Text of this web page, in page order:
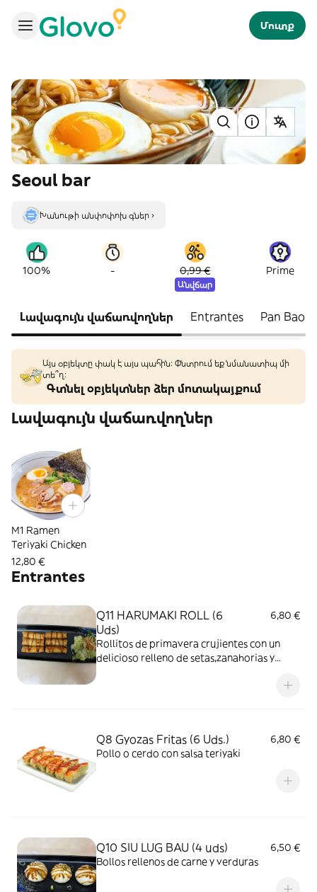
Մուտք
Seoul bar
Խանութի անփոփոխ գներ ›
100% - 0,99 €
Անվճար
Prime
Լավագույն վաճառվողներ Entrantes Pan Bao
Այս օբյեկտը փակ է այս պահին: Փնտրում եք նմանատիպ մի
տե՞ղ։
Գտնել օբյեկտներ ձեր մոտակայքում
Լավագույն վաճառվողներ
M1 Ramen
Teriyaki Chicken
12,80 €
Entrantes
Q11 HARUMAKI ROLL (6
Uds)
6,80 €
Rollitos de primavera crujientes con un
delicioso relleno de setas,zanahorias y
Q8 Gyozas Fritas (6 Uds.)
6,80 €
Pollo o cerdo con salsa teriyaki
Q10 SIU LUG BAU (4 uds)
6,50 €
Bollos rellenos de carne y verduras